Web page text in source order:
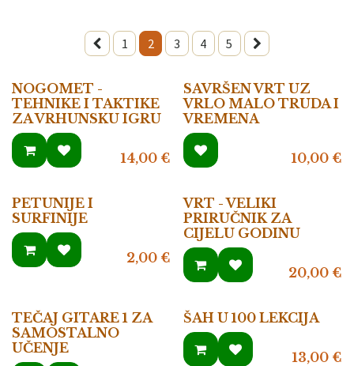
1 2 3 4 5
NOGOMET -
TEHNIKE I TAKTIKE
ZA VRHUNSKU IGRU
14,00€
SAVRŠEN VRT UZ
VRLO MALO TRUDA I
VREMENA
10,00€
PETUNIJE I
SURFINIJE
2,00€
VRT - VELIKI
PRIRUČNIK ZA
CIJELU GODINU
20,00€
TEČAJ GITARE 1 ZA
SAMOSTALNO
UČENJE
ŠAH U 100 LEKCIJA
13,00€